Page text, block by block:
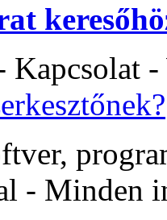
Kapcsolat
- Minden